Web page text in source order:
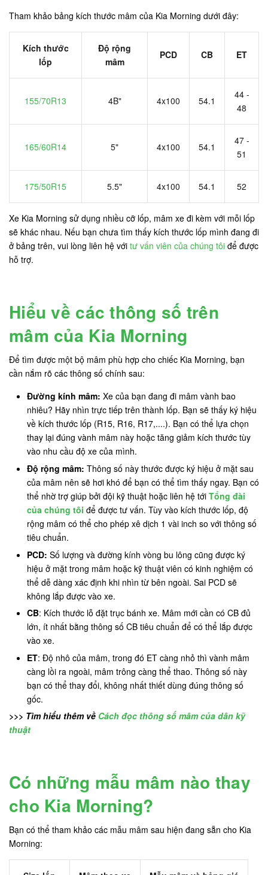
Tham khảo bảng kích thước mâm của Kia Morning dưới đây:
Kích thước
lốp
Độ rộng
mâm
PCD CB ET
155/70R13 4B" 4x100 54.1
44 -
48
165/60R14 5" 4x100 54.1
47 -
51
175/50R15 5.5" 4x100 54.1 52
Xe Kia Morning sử dụng nhiều cỡ lốp, mâm xe đi kèm với mỗi lốp
sẽ khác nhau. Nếu bạn chưa tìm thấy kích thước lốp mình đang đi
ở bảng trên, vui lòng liên hệ với tư vấn viên của chúng tôi để được
hỗ trợ.
Hiểu về các thông số trên
mâm của Kia Morning
Để tìm được một bộ mâm phù hợp cho chiếc Kia Morning, bạn
cần nắm rõ các thông số chính sau:
Đường kính mâm: Xe của bạn đang đi mâm vành bao
nhiêu? Hãy nhìn trực tiếp trên thành lốp. Bạn sẽ thấy ký hiệu
về kích thước lốp (R15, R16, R17,....). Bạn có thể lựa chọn
thay lại đúng vành mâm này hoặc tăng giảm kích thước tùy
vào nhu cầu độ xe của mình.
Độ rộng mâm: Thông số này thước được ký hiệu ở mặt sau
của mâm nên sẽ hơi khó để bạn có thể tìm thấy ngay. Bạn có
thể nhờ trợ giúp bởi đội kỹ thuật hoặc liên hệ tới Tổng đài
của chúng tôi để được tư vấn. Tùy vào kích thước lốp, độ
rộng mâm có thể cho phép xê dịch 1 vài inch so với thông số
tiêu chuẩn.
PCD: Số lượng và đường kính vòng bu lông cũng được ký
hiệu ở mặt trong mâm hoặc kỹ thuật viên có kinh nghiệm có
thể dễ dàng xác định khi nhìn từ bên ngoài. Sai PCD sẽ
không lắp được vào xe.
CB: Kích thước lỗ đặt trục bánh xe. Mâm mới cần có CB đủ
lớn, ít nhất bằng thông số CB tiêu chuẩn để có thể lắp được
vào xe.
ET: Độ nhô của mâm, trong đó ET càng nhỏ thì vành mâm
càng lồi ra ngoài, mâm trông càng thể thao. Thông số này
bạn có thể thay đổi, không nhất thiết dùng đúng thông số
gốc.
>>> Tìm hiểu thêm về Cách đọc thông số mâm của dân kỹ
thuật
Có những mẫu mâm nào thay
cho Kia Morning?
Bạn có thể tham khảo các mẫu mâm sau hiện đang sẵn cho Kia
Morning: